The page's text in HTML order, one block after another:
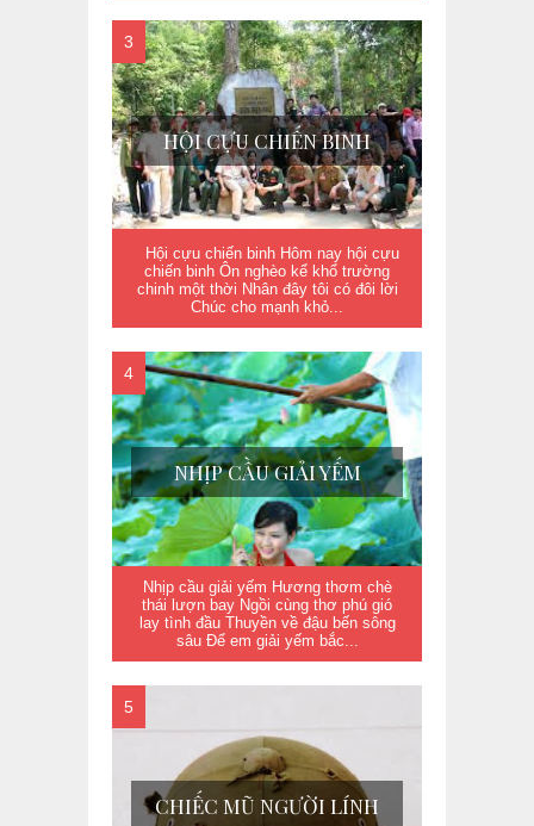
HỘI CỰU CHIẾN BINH
Hội cựu chiến binh Hôm nay hội cựu
chiến binh Ôn nghèo kể khổ trường
chinh một thời Nhân đây tôi có đôi lời
Chúc cho mạnh khỏ...
NHỊP CẦU GIẢI YẾM
Nhịp cầu giải yếm Hương thơm chè
thái lượn bay Ngồi cùng thơ phú gió
lay tình đầu Thuyền về đậu bến sông
sâu Để em giải yếm bắc...
CHIẾC MŨ NGƯỜI LÍNH